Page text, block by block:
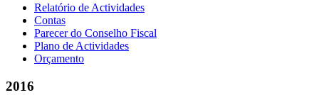
Relatório de Actividades
Contas
Parecer do Conselho Fiscal
Plano de Actividades
Orçamento
2016